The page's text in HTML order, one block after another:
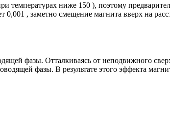
температурах ниже 150 ), поэтому
0,001 , заметно смещение магнита вверх на
фазы. Отталкиваясь от неподвижного
фазы. В результате этого эффекта